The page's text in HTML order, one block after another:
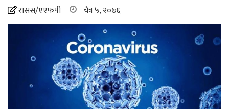
रासस/एएफपी चैत्र ५, २०७६